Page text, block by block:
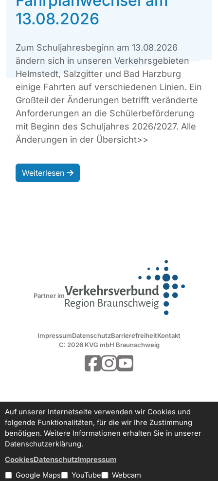
13.08.2026
Zum Schuljahresbeginn am 13.08.2026
ändern sich in unseren Verkehrsgebieten
Helmstedt, Salzgitter und Bad Harzburg
einige Fahrten auf verschiedenen Linien. Ein
Großteil der Änderungen betrifft veränderte
Anforderungen an die Schülerbeförderung
mit Beginn des Schuljahres 2026/2027. Alle
Änderungen in der Übersicht>>
Weiterlesen
ImpressumDatenschutzBarrierefreiheitKontakt
Partner im
C: 2026 KVG mbH Braunschweig
Auf unserer Internetseite verwenden wir Cookies und
folgende Funktionalitäten, für die wir Ihre Zustimmung
benötigen. Weitere Informationen erhalten Sie in unserer
Datenschutzerklärung.
CookiesDatenschutzImpressum
Google Maps
YouTube Webcam